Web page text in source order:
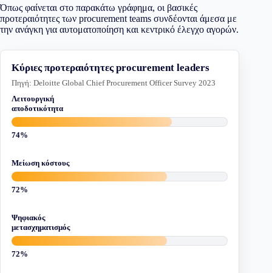
Όπως φαίνεται στο παρακάτω γράφημα, οι βασικές
προτεραιότητες των procurement teams συνδέονται άμεσα με
την ανάγκη για αυτοματοποίηση και κεντρικό έλεγχο αγορών.
Κύριες προτεραιότητες procurement leaders
Πηγή: Deloitte Global Chief Procurement Officer Survey 2023
Λειτουργική
αποδοτικότητα
74%
Μείωση κόστους
72%
Ψηφιακός
μετασχηματισμός
72%